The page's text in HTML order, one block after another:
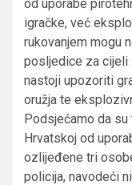
od uporabe
igračke, već
rukovanjem mogu
posljedice za cijeli
nastoji upozoriti
oružja te
Podsjećamo da
Hrvatskoj od
ozlijeđene tri
policija, navodeći